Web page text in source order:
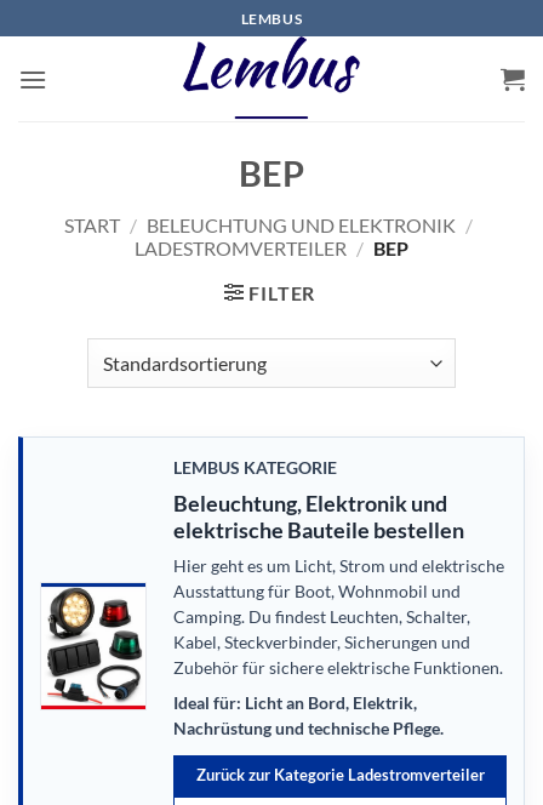
Inhalt
springen
LEMBUS
BEP
START / BELEUCHTUNG UND ELEKTRONIK /
LADESTROMVERTEILER / BEP
FILTER
LEMBUS KATEGORIE
Beleuchtung, Elektronik und
elektrische Bauteile bestellen
Hier geht es um Licht, Strom und elektrische
Ausstattung für Boot, Wohnmobil und
Camping. Du findest Leuchten, Schalter,
Kabel, Steckverbinder, Sicherungen und
Zubehör für sichere elektrische Funktionen.
Ideal für: Licht an Bord, Elektrik,
Nachrüstung und technische Pflege.
Zurück zur Kategorie Ladestromverteiler